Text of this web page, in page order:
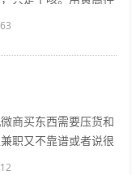
来煎鸡蛋。然后趁热
商买东西需要压货和
职又不靠谱或者说很
终于等到啦！新春切